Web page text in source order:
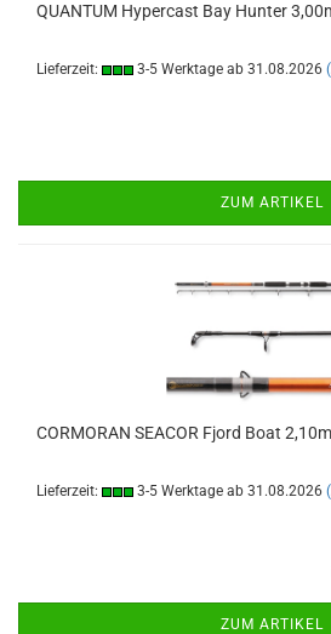
QUANTUM Hypercast Bay Hunter
Lieferzeit: 3-5 Werktage ab 31.08.2026
ZUM ARTIKEL
CORMORAN SEACOR Fjord Boat
Lieferzeit: 3-5 Werktage ab 31.08.2026
ZUM ARTIKEL